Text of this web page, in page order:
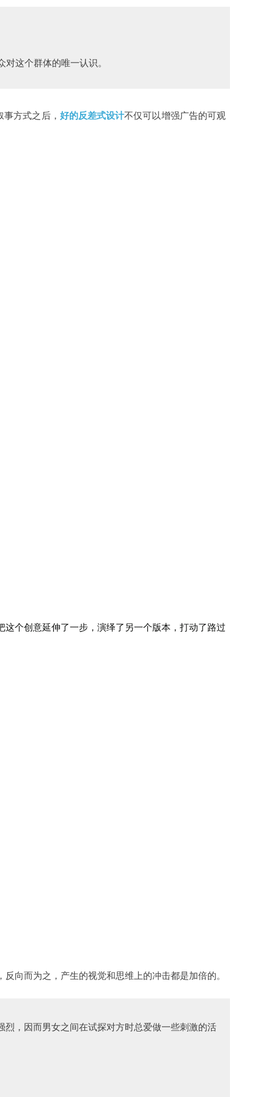
这个群体的唯一认识。
方式之后， 好的反差式设计不仅可以增强广告的可观
这个创意延伸了一步，演绎了另一个版本，打动了路过
反向而为之，产生的视觉和思维上的冲击都是加倍的。
，因而男女之间在试探对方时总爱做一些刺激的活